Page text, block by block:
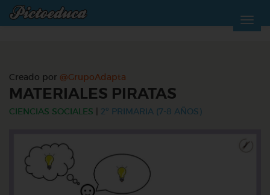
Creado por @GrupoAdapta
MATERIALES PIRATAS
CIENCIAS SOCIALES 2º PRIMARIA (7-8 AÑOS)